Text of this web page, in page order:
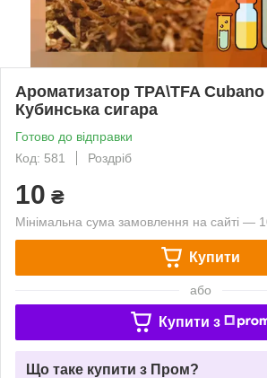
Ароматизатор TPA\TFA Cubano
Кубинська сигара
Готово до відправки
Код: 581
Роздріб
10 ₴
Мінімальна сума замовлення на сайті —
Купити
або
Купити з
Що таке купити з Пром?